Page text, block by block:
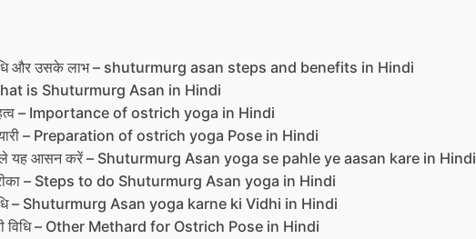
और उसके लाभ – shuturmurg asan steps and benefits in Hindi
What is Shuturmurg Asan in Hindi
– Importance of ostrich yoga in Hindi
– Preparation of ostrich yoga Pose in Hindi
यह आसन करें – Shuturmurg Asan yoga se pahle ye aasan kare in Hindi
– Steps to do Shuturmurg Asan yoga in Hindi
– Shuturmurg Asan yoga karne ki Vidhi in Hindi
विधि – Other Methard for Ostrich Pose in Hindi